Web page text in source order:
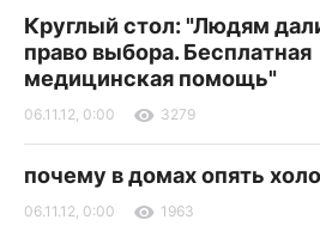
Круглый стол: "Людям
право выбора. Бесплатная
медицинская помощь"
06.11.12, 0:00 3279
почему в домах опять
06.11.12, 0:00 1963